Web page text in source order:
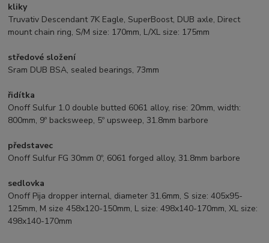
kliky
Truvativ Descendant 7K Eagle, SuperBoost, DUB axle, Direct
mount chain ring, S/M size: 170mm, L/XL size: 175mm
středové složení
Sram DUB BSA, sealed bearings, 73mm
řidítka
Onoff Sulfur 1.0 double butted 6061 alloy, rise: 20mm, width:
800mm, 9º backsweep, 5º upsweep, 31.8mm barbore
představec
Onoff Sulfur FG 30mm 0º, 6061 forged alloy, 31.8mm barbore
sedlovka
Onoff Pija dropper internal, diameter 31.6mm, S size: 405x95-
125mm, M size 458x120-150mm, L size: 498x140-170mm, XL size:
498x140-170mm